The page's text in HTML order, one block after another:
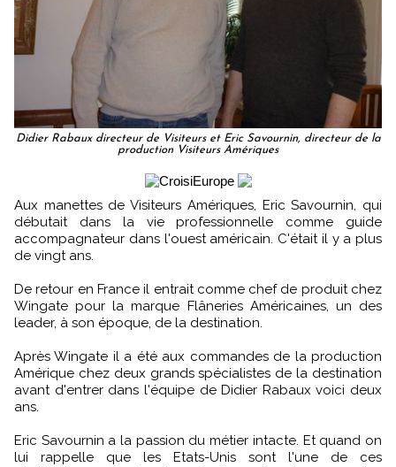
Didier Rabaux directeur de Visiteurs et Eric Savournin, directeur de la
production Visiteurs Amériques
Aux manettes de Visiteurs Amériques, Eric Savournin, qui
débutait dans la vie professionnelle comme guide
accompagnateur dans l'ouest américain. C'était il y a plus
de vingt ans.
De retour en France il entrait comme chef de produit chez
Wingate pour la marque Flâneries Américaines, un des
leader, à son époque, de la destination.
Après Wingate il a été aux commandes de la production
Amérique chez deux grands spécialistes de la destination
avant d'entrer dans l'équipe de Didier Rabaux voici deux
ans.
Eric Savournin a la passion du métier intacte. Et quand on
lui rappelle que les Etats-Unis sont l'une de ces